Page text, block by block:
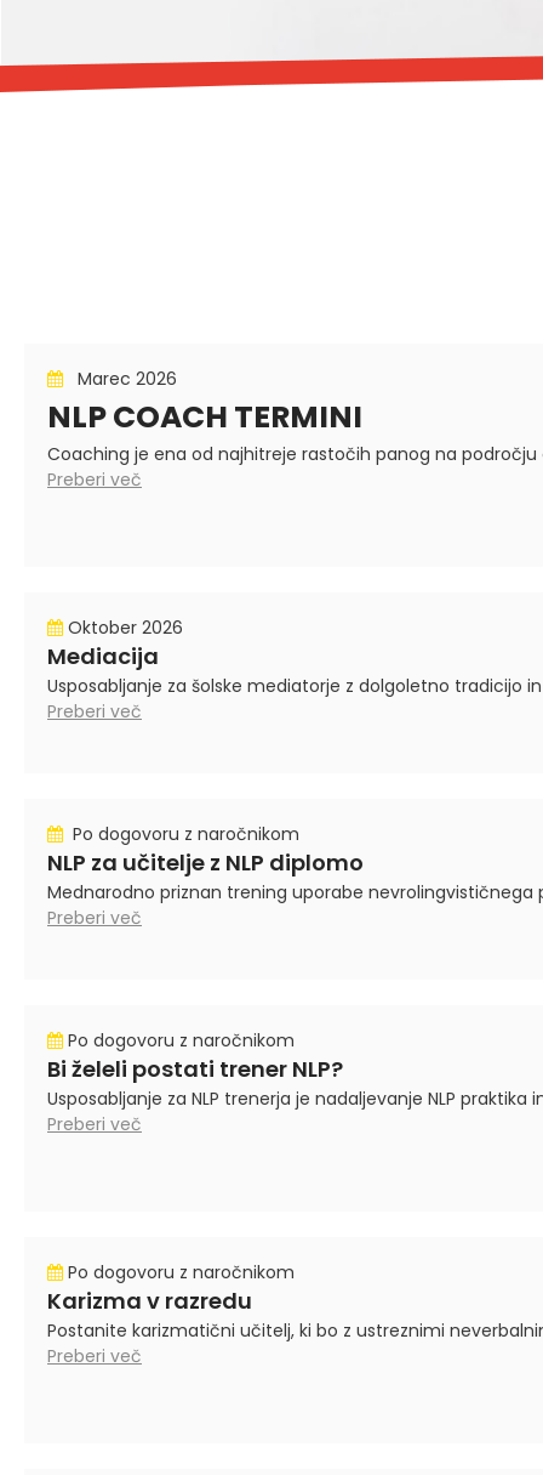
Marec 2026
NLP COACH TERMINI
Coaching je ena od najhitreje rastočih panog na področju
Preberi več
Oktober 2026
Mediacija
Usposabljanje za šolske mediatorje z dolgoletno tradicijo
Preberi več
Po dogovoru z naročnikom
NLP za učitelje z NLP diplomo
Mednarodno priznan trening uporabe
Preberi več
Po dogovoru z naročnikom
Bi želeli postati trener NLP?
Usposabljanje za NLP trenerja je nadaljevanje NLP praktika
Preberi več
Po dogovoru z naročnikom
Karizma v razredu
Postanite karizmatični učitelj, ki bo z ustreznimi
Preberi več